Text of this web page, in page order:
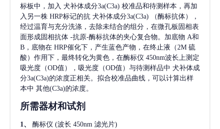
标板中，加入 犬补体成分3a(C3a) 校准品和待测样本，再加
入另一株 HRP标记的抗 犬补体成分3a(C3a)
（酶标抗体），
经过温育与充分洗涤，去除未结合的组分，在微孔板固相表
面形成固相抗体 -抗原-酶标抗体的夹心复合物。加底物 A和
B，底物在 HRP催化下，产生蓝色产物，在终止液（2M 硫
酸）作用下，最终转化为黄色，在酶标仪 450nm波长上测定
吸光度（OD值），吸光度（OD值）与待测样品中 犬补体成
分3a(C3a)的浓度正相关。拟合校准品曲线，可以计算出样
本中 其他(C3a)的浓度。
所需器材和试剂
1、 酶标仪 (波长 450nm 滤光片)